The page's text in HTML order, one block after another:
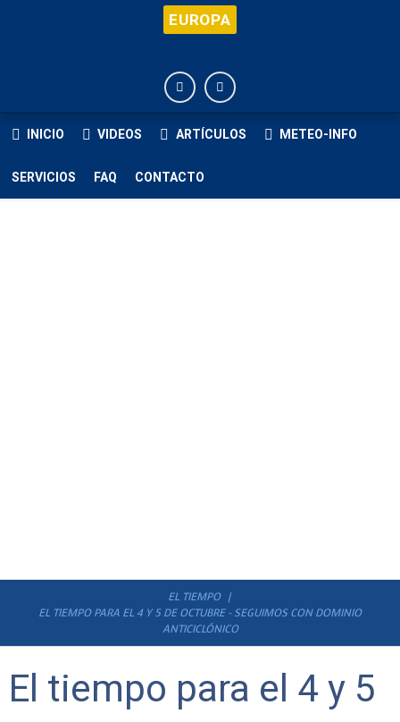
EUROPA
INICIO VIDEOS ARTÍCULOS METEO-INFO
SERVICIOS FAQ CONTACTO
EL TIEMPO
EL TIEMPO PARA EL 4 Y 5 DE OCTUBRE - SEGUIMOS CON DOMINIO
ANTICICLÓNICO
El tiempo para el 4 y 5